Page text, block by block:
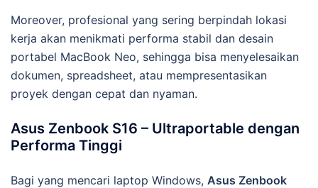
Moreover, profesional yang sering berpindah lokasi
kerja akan menikmati performa stabil dan desain
portabel MacBook Neo, sehingga bisa menyelesaikan
dokumen, spreadsheet, atau mempresentasikan
proyek dengan cepat dan nyaman.
Asus Zenbook S16 – Ultraportable dengan
Performa Tinggi
Bagi yang mencari laptop Windows, Asus Zenbook